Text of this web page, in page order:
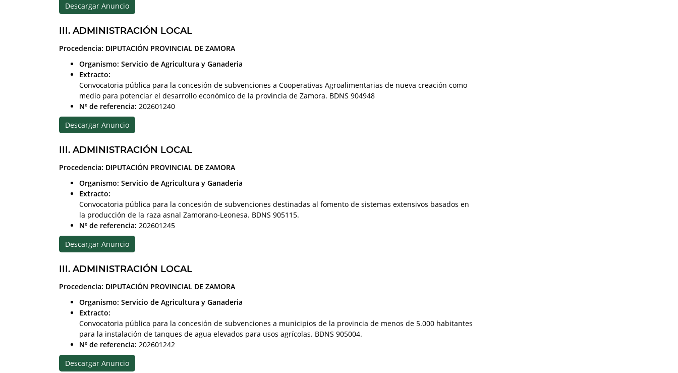
Descargar Anuncio
III. ADMINISTRACIÓN LOCAL
Procedencia: DIPUTACIÓN PROVINCIAL DE ZAMORA
Organismo: Servicio de Agricultura y Ganaderia
Extracto:
Convocatoria pública para la concesión de subvenciones a Cooperativas Agroalimentarias de nueva creación como
medio para potenciar el desarrollo económico de la provincia de Zamora. BDNS 904948
Nº de referencia: 202601240
Descargar Anuncio
III. ADMINISTRACIÓN LOCAL
Procedencia: DIPUTACIÓN PROVINCIAL DE ZAMORA
Organismo: Servicio de Agricultura y Ganaderia
Extracto:
Convocatoria pública para la concesión de subvenciones destinadas al fomento de sistemas extensivos basados en
la producción de la raza asnal Zamorano-Leonesa. BDNS 905115.
Nº de referencia: 202601245
Descargar Anuncio
III. ADMINISTRACIÓN LOCAL
Procedencia: DIPUTACIÓN PROVINCIAL DE ZAMORA
Organismo: Servicio de Agricultura y Ganaderia
Extracto:
Convocatoria pública para la concesión de subvenciones a municipios de la provincia de menos de 5.000 habitantes
para la instalación de tanques de agua elevados para usos agrícolas. BDNS 905004.
Nº de referencia: 202601242
Descargar Anuncio